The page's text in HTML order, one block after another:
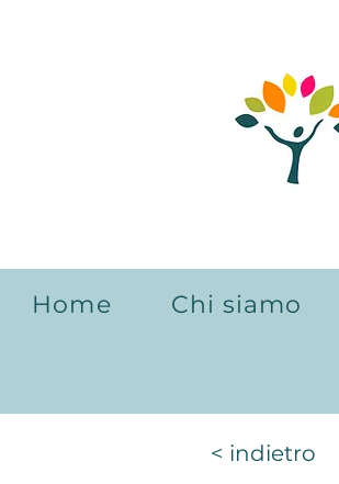
Home Chi siamo
< indietro